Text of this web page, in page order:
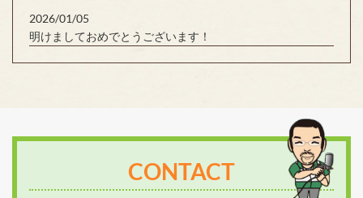
2026/01/05
明けましておめでとうございます！
CONTACT